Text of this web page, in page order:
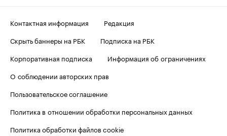
Контактная информация
Редакция
Скрыть баннеры на РБК
Подписка на РБК
Корпоративная подписка
Информация об ограничениях
О соблюдении авторских прав
Пользовательское соглашение
Политика в отношении обработки персональных данных
Политика обработки файлов cookie